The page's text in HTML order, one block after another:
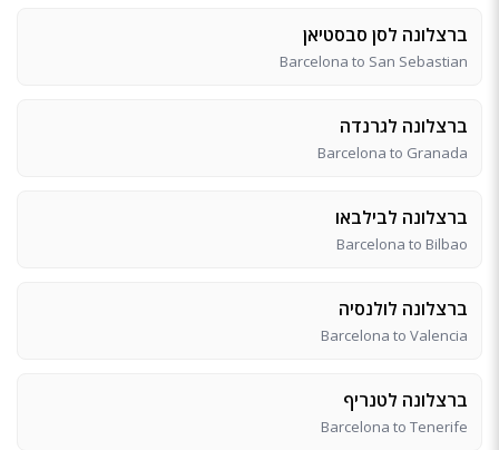
ברצלונה לסן סבסטיאן
Barcelona to San Sebastian
ברצלונה לגרנדה
Barcelona to Granada
ברצלונה לבילבאו
Barcelona to Bilbao
ברצלונה לולנסיה
Barcelona to Valencia
ברצלונה לטנריף
Barcelona to Tenerife